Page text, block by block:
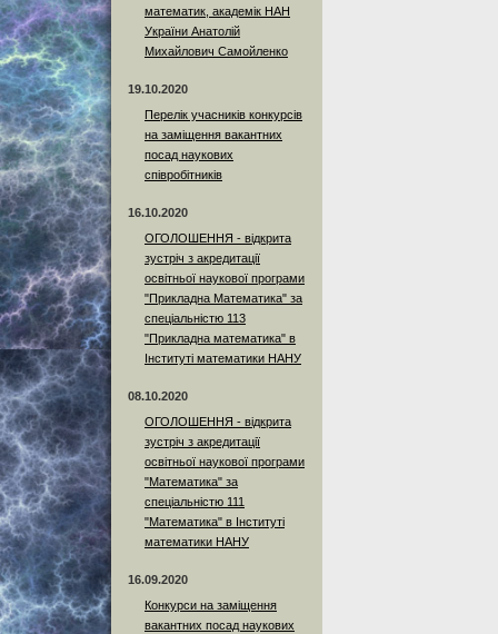
математик, академік НАН
України Анатолій
Михайлович Самойленко
19.10.2020
Перелік учасників конкурсів
на заміщення вакантних
посад наукових
співробітників
16.10.2020
ОГОЛОШЕННЯ - відкрита
зустріч з акредитації
освітньої наукової програми
"Прикладна Математика" за
спеціальністю 113
"Прикладна математика" в
Інституті математики НАНУ
08.10.2020
ОГОЛОШЕННЯ - відкрита
зустріч з акредитації
освітньої наукової програми
"Математика" за
спеціальністю 111
"Математика" в Інституті
математики НАНУ
16.09.2020
Конкурси на заміщення
вакантних посад наукових